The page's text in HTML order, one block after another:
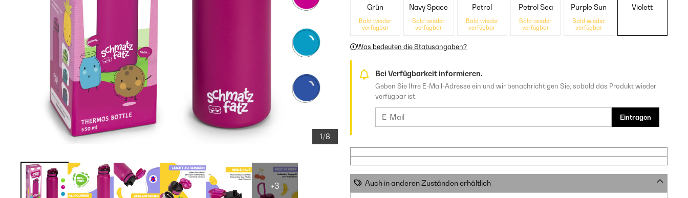
1/8
+3
Grün
Bald wieder
verfügbar
Navy Space
Bald wieder
verfügbar
Petrol
Bald wieder
verfügbar
Petrol Sea
Bald wieder
verfügbar
Purple Sun
Bald wieder
verfügbar
Violett
Was bedeuten die Statusangaben?
Bei Verfügbarkeit informieren.
Geben Sie Ihre E-Mail-Adresse ein und wir benachrichtigen Sie, sobald das Produkt wieder
verfügbar ist.
Eintragen
Auch in anderen Zuständen erhältlich